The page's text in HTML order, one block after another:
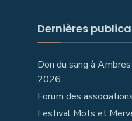
Dernières
Don du sang à
2026
Forum des
Festival Mots et